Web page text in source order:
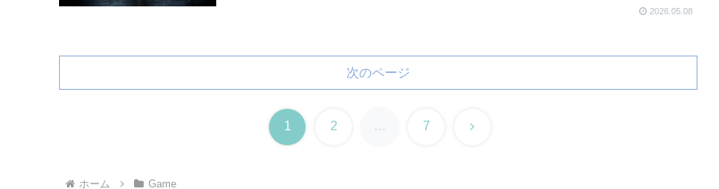
2026.05.08
次のページ
1 2 … 7 次
ホーム Game